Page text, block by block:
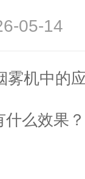
05-
雾机中的